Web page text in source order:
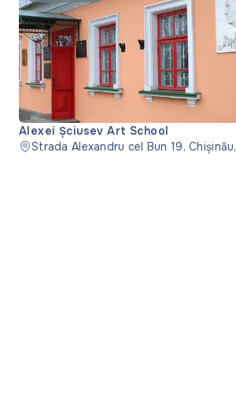
Alexei Șciusev Art School
Strada Alexandru cel Bun 19, Chișinău,